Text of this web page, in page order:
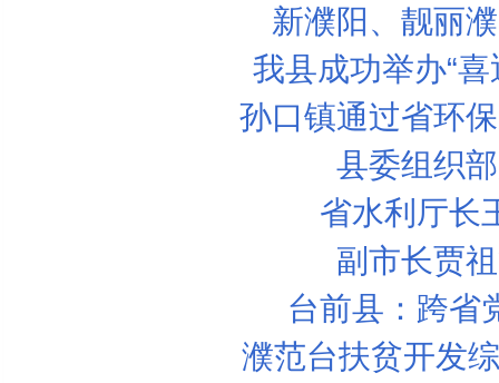
新濮阳、靓丽
我县成功举办“
孙口镇通过省环
县委组织
省水利厅长
副市长贾
台前县：跨省
濮范台扶贫开发
婆婆为了钱跪下求我嫁给老公